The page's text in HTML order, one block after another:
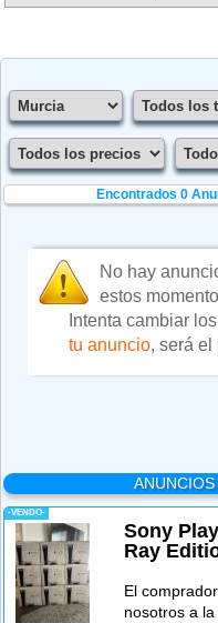
Encontrados 0
No hay
estos
Intenta cambiar
tu anuncio, será el
-VENDO-
Sony
Ray
El
nosotros a